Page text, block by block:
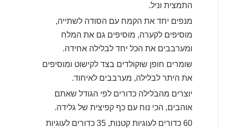
התמצית וניל.
מנפים יחד את הקמח עם הסודה לשתייה,
מוסיפים לקערה, מוסיפים גם את המלח
ומערבבים את הכל יחד לבלילה אחידה.
שומרים חופן שוקולדים בצד לקישוט ומוסיפים
את היתר לבלילה, מערבבים לאיחוד.
יוצרים מהבלילה כדורים לפי הגודל שאתם
אוהבים, הכי נוח עם כף קפיצית של גלידה.
60 כדורים לעוגיות קטנות, 35 כדורים לעוגיות